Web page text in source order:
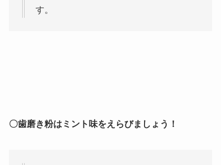
す。
〇歯磨き粉はミント味をえらびましょう！